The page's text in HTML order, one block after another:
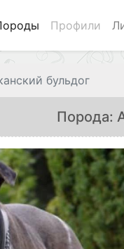
Профили
бульдог
Порода: